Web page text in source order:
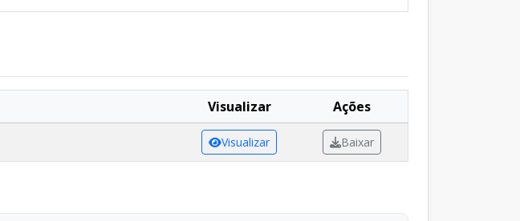
Visualizar
Ações
Visualizar Baixar